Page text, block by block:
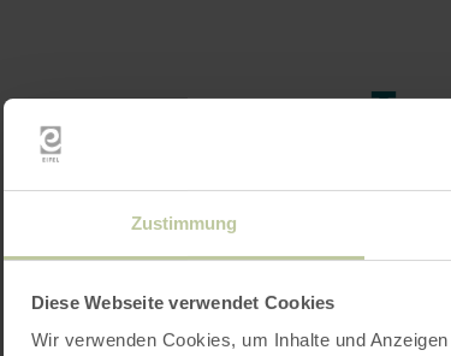
Zustimmung
Diese Webseite verwendet Cookies
Wir verwenden Cookies, um Inhalte und